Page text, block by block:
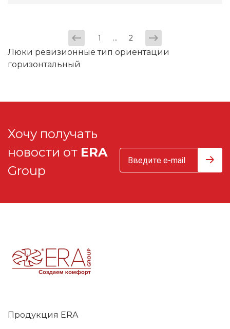
1 ... 2
Люки ревизионные тип ориентации
горизонтальный
Хочу получать
новости от ERA
Group
Продукция ERA